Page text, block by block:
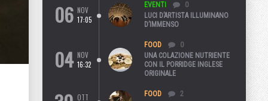
06 NOV
17:05
EVENTI
0
LUCI D’ARTISTA ILLUMINANO
D’IMMENSO
04 NOV
16:32
FOOD
0
UNA COLAZIONE NUTRIENTE
CON IL PORRIDGE INGLESE
ORIGINALE
OTT FOOD
2